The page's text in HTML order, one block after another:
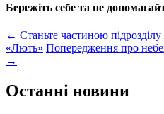
Бережіть себе та не
Post
navigation
← Станьте частиною
«Лють» Попередження про
→
Останні новини